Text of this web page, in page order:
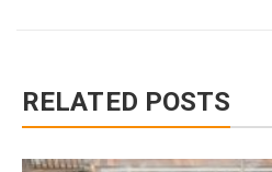
RELATED POSTS